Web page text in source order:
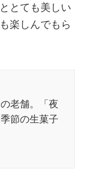
とても美しい
楽しんでもら
老舗。「夜
節の生菓子